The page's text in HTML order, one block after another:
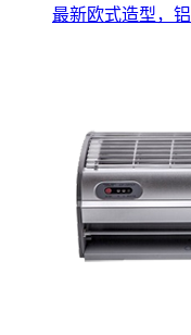
最新欧式造型，